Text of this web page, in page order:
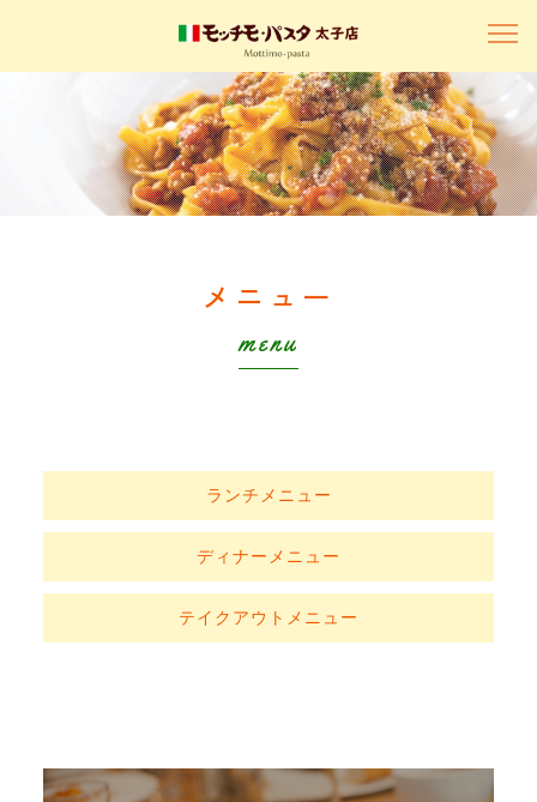
メニュー
menu
ランチメニュー
ディナーメニュー
テイクアウトメニュー